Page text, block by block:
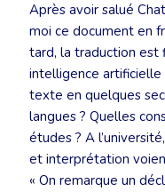
Après avoir salué
moi ce document en
tard, la traduction est
intelligence
texte en quelques
langues ? Quelles
études ? A
et interprétation
« On remarque un